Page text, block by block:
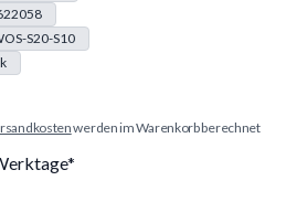
S20-S10
werden im Warenkorb berechnet